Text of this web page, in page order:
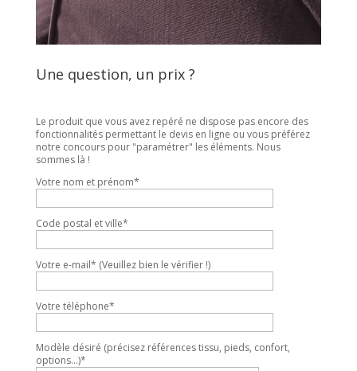
Une question, un prix ?
Le produit que vous avez repéré ne dispose pas encore des
fonctionnalités permettant le devis en ligne ou vous préférez
notre concours pour "paramétrer" les éléments. Nous
sommes là !
Votre nom et prénom*
Code postal et ville*
Votre e-mail* (Veuillez bien le vérifier !)
Votre téléphone*
Modèle désiré (précisez références tissu, pieds, confort,
options...)*